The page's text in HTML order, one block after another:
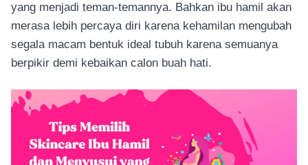
yang menjadi teman-temannya. Bahkan ibu hamil akan
merasa lebih percaya diri karena kehamilan mengubah
segala macam bentuk ideal tubuh karena semuanya
berpikir demi kebaikan calon buah hati.